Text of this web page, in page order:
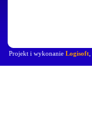
Projekt i wykonanie Logisoft